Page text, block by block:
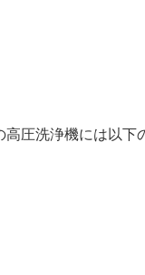
圧洗浄機には以下